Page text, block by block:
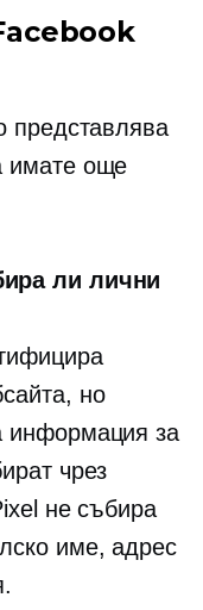
представлява
имате още
ли лични
но
информация за
чрез
не събира
име, адрес